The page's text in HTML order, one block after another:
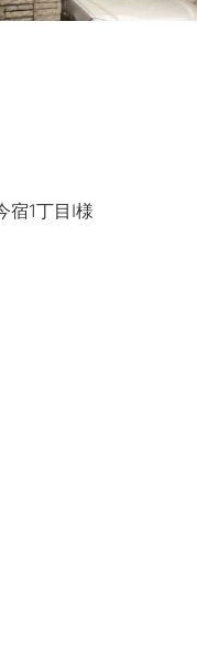
宿1丁目I様